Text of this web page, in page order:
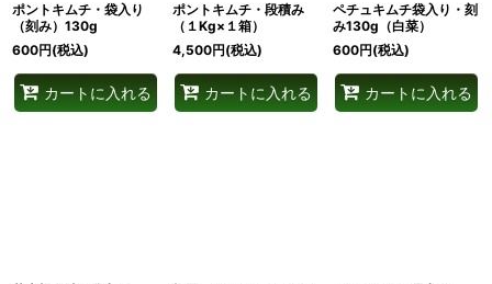
ポントキムチ・袋入り
（刻み）130g
600円(税込)
カートに入れる
ポントキムチ・段積み
（１Kg×１箱）
4,500円(税込)
カートに入れる
ペチュキムチ袋入り・刻
み130g（白菜）
600円(税込)
カートに入れる